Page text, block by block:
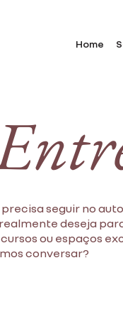
Home
seguir no
deseja
ou espaços
conversar?